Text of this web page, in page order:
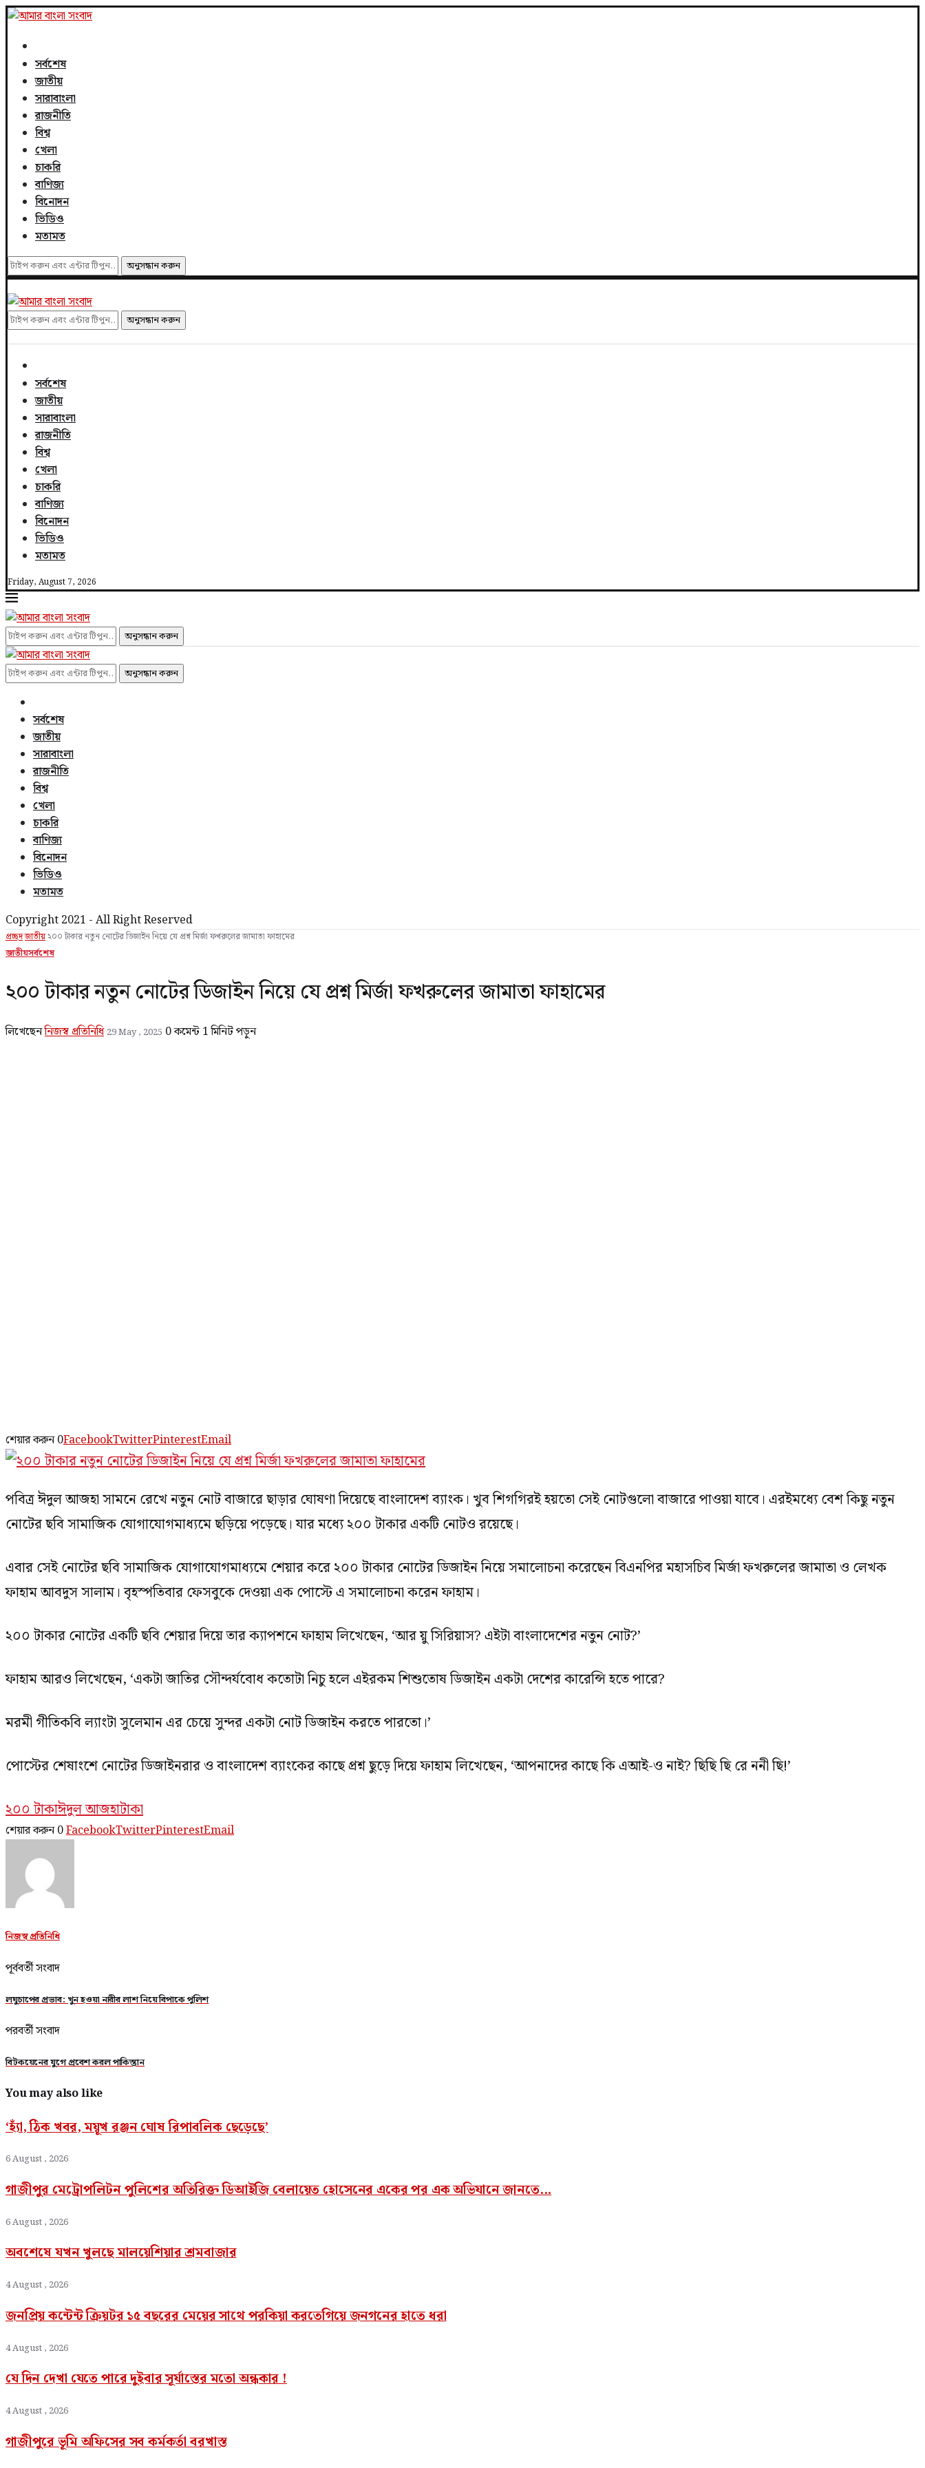
সর্বশেষ
জাতীয়
সারাবাংলা
রাজনীতি
বিশ্ব
খেলা
চাকরি
বাণিজ্য
বিনোদন
ভিডিও
মতামত
অনুসন্ধান করুন
অনুসন্ধান করুন
সর্বশেষ
জাতীয়
সারাবাংলা
রাজনীতি
বিশ্ব
খেলা
চাকরি
বাণিজ্য
বিনোদন
ভিডিও
মতামত
Friday, August 7, 2026
অনুসন্ধান করুন
অনুসন্ধান করুন
সর্বশেষ
জাতীয়
সারাবাংলা
রাজনীতি
বিশ্ব
খেলা
চাকরি
বাণিজ্য
বিনোদন
ভিডিও
মতামত
Copyright 2021 - All Right Reserved
প্রচ্ছদজাতীয় ২০০ টাকার নতুন নোটের ডিজাইন নিয়ে যে প্রশ্ন মির্জা ফখরুলের জামাতা ফাহামের
জাতীয়সর্বশেষ
২০০ টাকার নতুন নোটের ডিজাইন নিয়ে যে প্রশ্ন মির্জা ফখরুলের জামাতা ফাহামের
লিখেছেননিজস্ব প্রতিনিধি 29 May , 2025 0 কমেন্ট 1 মিনিট পড়ুন
শেয়ার করুন 0FacebookTwitterPinterestEmail
পবিত্র ঈদুল আজহা সামনে রেখে নতুন নোট বাজারে ছাড়ার ঘোষণা দিয়েছে বাংলাদেশ ব্যাংক। খুব শিগগিরই হয়তো সেই নোটগুলো বাজারে পাওয়া যাবে। এরইমধ্যে বেশ কিছু নতুন
নোটের ছবি সামাজিক যোগাযোগমাধ্যমে ছড়িয়ে পড়েছে। যার মধ্যে ২০০ টাকার একটি নোটও রয়েছে।
এবার সেই নোটের ছবি সামাজিক যোগাযোগমাধ্যমে শেয়ার করে ২০০ টাকার নোটের ডিজাইন নিয়ে সমালোচনা করেছেন বিএনপির মহাসচিব মির্জা ফখরুলের জামাতা ও লেখক
ফাহাম আবদুস সালাম। বৃহস্পতিবার ফেসবুকে দেওয়া এক পোস্টে এ সমালোচনা করেন ফাহাম।
২০০ টাকার নোটের একটি ছবি শেয়ার দিয়ে তার ক্যাপশনে ফাহাম লিখেছেন, ‘আর য়ু সিরিয়াস? এইটা বাংলাদেশের নতুন নোট?’
ফাহাম আরও লিখেছেন, ‘একটা জাতির সৌন্দর্যবোধ কতোটা নিচু হলে এইরকম শিশুতোষ ডিজাইন একটা দেশের কারেন্সি হতে পারে?
মরমী গীতিকবি ল্যাংটা সুলেমান এর চেয়ে সুন্দর একটা নোট ডিজাইন করতে পারতো।’
পোস্টের শেষাংশে নোটের ডিজাইনরার ও বাংলাদেশ ব্যাংকের কাছে প্রশ্ন ছুড়ে দিয়ে ফাহাম লিখেছেন, ‘আপনাদের কাছে কি এআই-ও নাই? ছিছি ছি রে ননী ছি!’
২০০ টাকাঈদুল আজহাটাকা
শেয়ার করুন 0FacebookTwitterPinterestEmail
নিজস্ব প্রতিনিধি
পূর্ববর্তী সংবাদ
লঘুচাপের প্রভাব: খুন হওয়া নারীর লাশ নিয়ে বিপাকে পুলিশ
পরবর্তী সংবাদ
বিটকয়েনের যুগে প্রবেশ করল পাকিস্তান
You may also like
‘হ্যাঁ, ঠিক খবর, ময়ূখ রঞ্জন ঘোষ রিপাবলিক ছেড়েছে’
6 August , 2026
গাজীপুর মেট্রোপলিটন পুলিশের অতিরিক্ত ডিআইজি বেলায়েত হোসেনের একের পর এক অভিযানে জানতে...
6 August , 2026
অবশেষে যখন খুলছে মালয়েশিয়ার শ্রমবাজার
4 August , 2026
জনপ্রিয় কন্টেন্ট ক্রিয়টর ১৫ বছরের মেয়ের সাথে পরকিয়া করতেগিয়ে জনগনের হাতে ধরা
4 August , 2026
যে দিন দেখা যেতে পারে দুইবার সূর্যাস্তের মতো অন্ধকার !
4 August , 2026
গাজীপুরে ভূমি অফিসের সব কর্মকর্তা বরখাস্ত